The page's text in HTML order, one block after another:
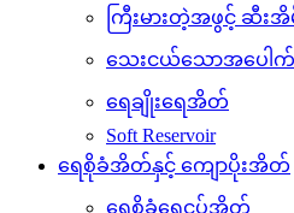
ကြီးမားတဲ့အဖွင့် ဆီးအိ
သေးငယ်သောအပေါ
ရေချိုးရေအိတ်
Soft Reservoir
ရေစိုခံအိတ်နှင့် ကျောပိုးအိတ်
ရေစိုခံရေငုပ်အိတ်